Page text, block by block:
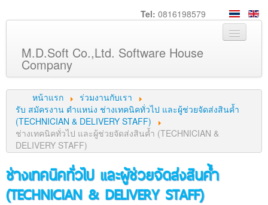
Tel: 0816198579
M.D.Soft Co.,Ltd. Software House
Company
หน้าหลัก
เกี่ยวกับเรา
บริการ
สินค้า
ความรู้
ลูกค้า
หน้าแรก
ร่วมงานกับเรา
รับ สมัครงาน ตำแหน่ง ช่างเทคนิคทั่วไป และผู้ช่วยจัดส่งสินค้ำ
(TECHNICIAN & DELIVERY STAFF)
ช่างเทคนิคทั่วไป และผู้ช่วยจัดส่งสินค้ำ (TECHNICIAN &
DELIVERY STAFF)
ช่างเทคนิคทั่วไป และผู้ช่วยจัดส่งสินค้ำ
(TECHNICIAN & DELIVERY STAFF)